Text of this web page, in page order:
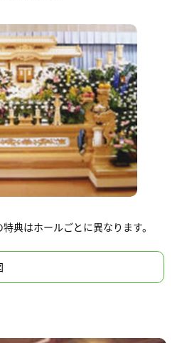
はホールごとに異なります。